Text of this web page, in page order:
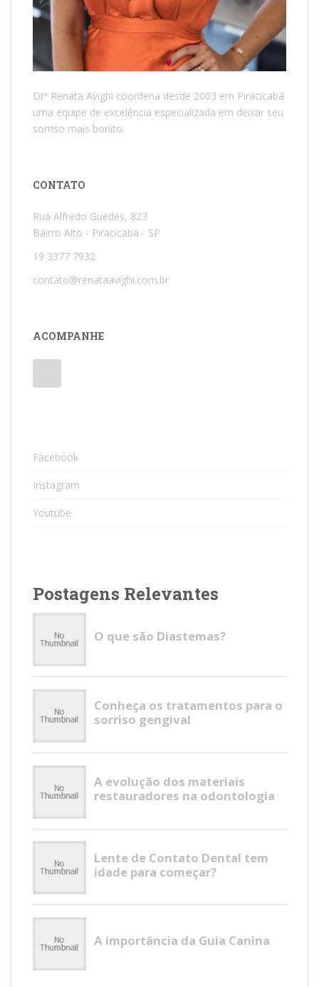
Drª Renata Avighi coordena desde 2003 em Piracicaba
uma equipe de excelência especializada em deixar seu
sorriso mais bonito.
CONTATO
Rua Alfredo Guedes, 823
Bairro Alto - Piracicaba - SP
19 3377 7932
contato@renataavighi.com.br
ACOMPANHE
Facebook
Instagram
Youtube
Postagens Relevantes